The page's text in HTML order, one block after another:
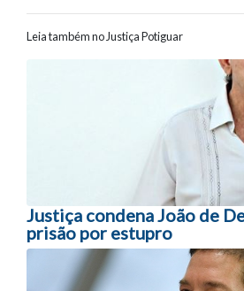
Leia também no Justiça Potiguar
Navegação entre
Justiça condena João de
prisão por estupro